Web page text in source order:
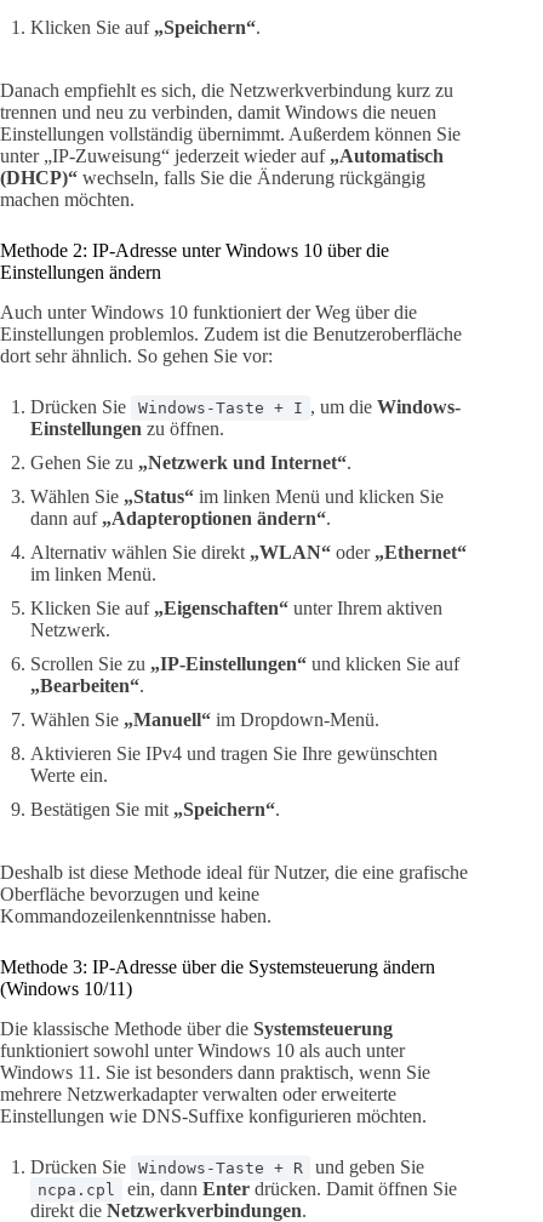
Klicken Sie auf „Speichern“.
Danach empfiehlt es sich, die Netzwerkverbindung kurz zu
trennen und neu zu verbinden, damit Windows die neuen
Einstellungen vollständig übernimmt. Außerdem können Sie
unter „IP-Zuweisung“ jederzeit wieder auf „Automatisch
(DHCP)“ wechseln, falls Sie die Änderung rückgängig
machen möchten.
Methode 2: IP-Adresse unter Windows 10 über die
Einstellungen ändern
Auch unter Windows 10 funktioniert der Weg über die
Einstellungen problemlos. Zudem ist die Benutzeroberfläche
dort sehr ähnlich. So gehen Sie vor:
Drücken Sie Windows-Taste + I , um die Windows-
Einstellungen zu öffnen.
Gehen Sie zu „Netzwerk und Internet“.
Wählen Sie „Status“ im linken Menü und klicken Sie
dann auf „Adapteroptionen ändern“.
Alternativ wählen Sie direkt „WLAN“ oder „Ethernet“
im linken Menü.
Klicken Sie auf „Eigenschaften“ unter Ihrem aktiven
Netzwerk.
Scrollen Sie zu „IP-Einstellungen“ und klicken Sie auf
„Bearbeiten“.
Wählen Sie „Manuell“ im Dropdown-Menü.
Aktivieren Sie IPv4 und tragen Sie Ihre gewünschten
Werte ein.
Bestätigen Sie mit „Speichern“.
Deshalb ist diese Methode ideal für Nutzer, die eine grafische
Oberfläche bevorzugen und keine
Kommandozeilenkenntnisse haben.
Methode 3: IP-Adresse über die Systemsteuerung ändern
(Windows 10/11)
Die klassische Methode über die Systemsteuerung
funktioniert sowohl unter Windows 10 als auch unter
Windows 11. Sie ist besonders dann praktisch, wenn Sie
mehrere Netzwerkadapter verwalten oder erweiterte
Einstellungen wie DNS-Suffixe konfigurieren möchten.
Drücken Sie Windows-Taste + R und geben Sie
ncpa.cpl ein, dann Enter drücken. Damit öffnen Sie
direkt die Netzwerkverbindungen.